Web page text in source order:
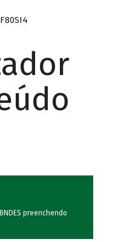
preenchendo